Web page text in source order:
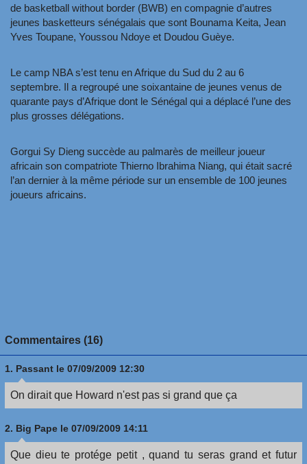
de basketball without border (BWB) en compagnie d’autres
jeunes basketteurs sénégalais que sont Bounama Keita, Jean
Yves Toupane, Youssou Ndoye et Doudou Guèye.
Le camp NBA s’est tenu en Afrique du Sud du 2 au 6
septembre. Il a regroupé une soixantaine de jeunes venus de
quarante pays d’Afrique dont le Sénégal qui a déplacé l’une des
plus grosses délégations.
Gorgui Sy Dieng succède au palmarès de meilleur joueur
africain son compatriote Thierno Ibrahima Niang, qui était sacré
l’an dernier à la même période sur un ensemble de 100 jeunes
joueurs africains.
Commentaires (16)
1. Passant le 07/09/2009 12:30
On dirait que Howard n'est pas si grand que ça
2. Big Pape le 07/09/2009 14:11
Que dieu te protége petit , quand tu seras grand et futur